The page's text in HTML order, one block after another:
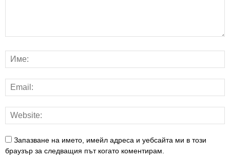
Запазване на името, имейл адреса и уебсайта ми в този
браузър за следващия път когато коментирам.